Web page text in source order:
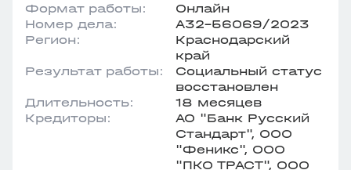
Формат работы:
Онлайн
Номер дела:
А32-56069/2023
Регион:
Краснодарский
край
Результат работы:
Социальный статус
восстановлен
Длительность:
18 месяцев
Кредиторы:
АО "Банк Русский
Стандарт", ООО
"Феникс", ООО
"ПКО ТРАСТ", ООО